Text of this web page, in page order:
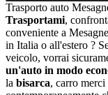
Trasporto auto
Trasportami,
conveniente a
in Italia o all'estero ?
veicolo, vorrai
un'auto in modo
la bisarca, carro